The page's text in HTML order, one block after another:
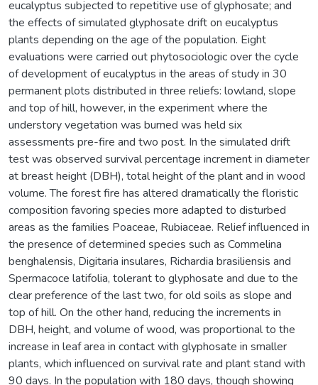
eucalyptus subjected to repetitive use of glyphosate; and
the effects of simulated glyphosate drift on eucalyptus
plants depending on the age of the population. Eight
evaluations were carried out phytosociologic over the cycle
of development of eucalyptus in the areas of study in 30
permanent plots distributed in three reliefs: lowland, slope
and top of hill, however, in the experiment where the
understory vegetation was burned was held six
assessments pre-fire and two post. In the simulated drift
test was observed survival percentage increment in diameter
at breast height (DBH), total height of the plant and in wood
volume. The forest fire has altered dramatically the floristic
composition favoring species more adapted to disturbed
areas as the families Poaceae, Rubiaceae. Relief influenced in
the presence of determined species such as Commelina
benghalensis, Digitaria insulares, Richardia brasiliensis and
Spermacoce latifolia, tolerant to glyphosate and due to the
clear preference of the last two, for old soils as slope and
top of hill. On the other hand, reducing the increments in
DBH, height, and volume of wood, was proportional to the
increase in leaf area in contact with glyphosate in smaller
plants, which influenced on survival rate and plant stand with
90 days. In the population with 180 days, though showing